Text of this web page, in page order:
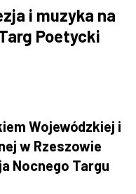
i muzyka na
Poetycki
Wojewódzkiej i
w Rzeszowie
Nocnego Targu